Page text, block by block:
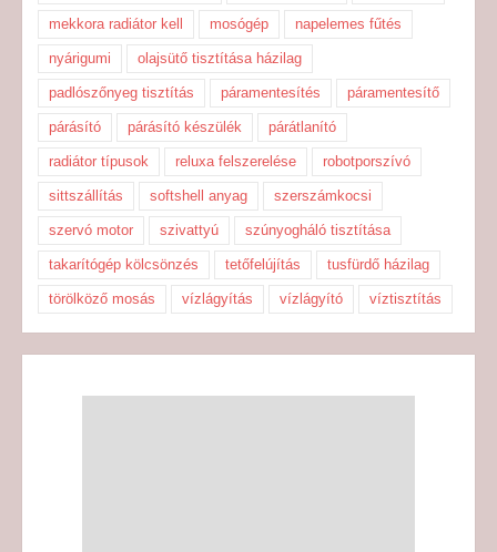
mekkora radiátor kell mosógép napelemes fűtés
nyárigumi olajsütő tisztítása házilag
padlószőnyeg tisztítás páramentesítés páramentesítő
párásító párásító készülék párátlanító
radiátor típusok reluxa felszerelése robotporszívó
sittszállítás softshell anyag szerszámkocsi
szervó motor szivattyú szúnyogháló tisztítása
takarítógép kölcsönzés tetőfelújítás tusfürdő házilag
törölköző mosás vízlágyítás vízlágyító víztisztítás